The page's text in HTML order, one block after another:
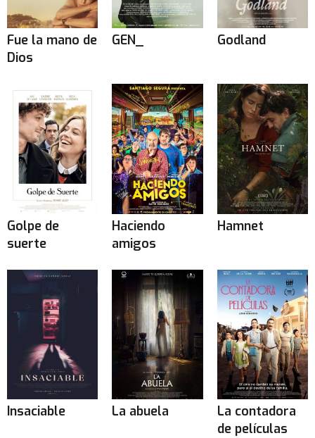
Fue la mano de
Dios
GEN_ Godland
Golpe de
suerte
Haciendo
amigos
Hamnet
Insaciable La abuela
La contadora
de películas